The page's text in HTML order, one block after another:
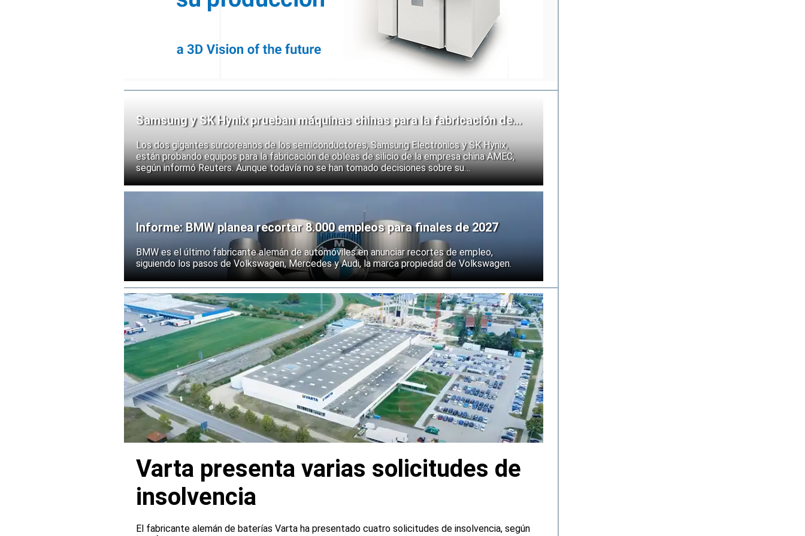
Samsung y SK Hynix prueban máquinas chinas para la fabricación de
Los dos gigantes surcoreanos de los semiconductores, Samsung Electronics y SK Hynix,
están probando equipos para la fabricación de obleas de silicio de la empresa china AMEC,
según informó Reuters. Aunque todavía no se han tomado decisiones sobre su
implementación, las acciones de los fabricantes coreanos muestran que se están preparando
ante la posibilidad de un mayor endurecimiento de las restricciones estadounidenses a la
Informe: BMW planea recortar 8.000 empleos para finales de 2027
BMW es el último fabricante alemán de automóviles en anunciar recortes de empleo,
siguiendo los pasos de Volkswagen, Mercedes y Audi, la marca propiedad de Volkswagen.
Varta presenta varias solicitudes de
insolvencia
El fabricante alemán de baterías Varta ha presentado cuatro solicitudes de insolvencia, según